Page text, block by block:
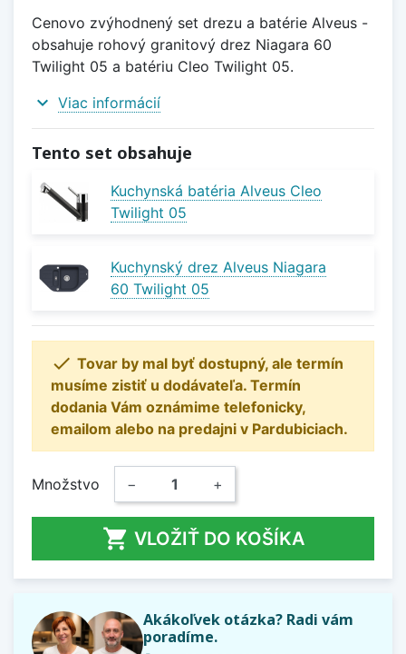
Cenovo zvýhodnený set drezu a batérie Alveus -
obsahuje rohový granitový drez Niagara 60
Twilight 05 a batériu Cleo Twilight 05.
expand_more Viac informácií
Tento set obsahuje
Kuchynská batéria Alveus Cleo
Twilight 05
Kuchynský drez Alveus Niagara
60 Twilight 05
 Tovar by mal byť dostupný, ale termín
musíme zistiť u dodávateľa. Termín
dodania Vám oznámime telefonicky,
emailom alebo na predajni v Pardubiciach.
Množstvo − +
 VLOŽIŤ DO KOŠÍKA
Akákoľvek otázka? Radi vám
poradíme.